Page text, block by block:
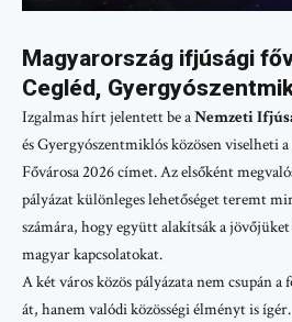
Magyarország ifjúsági
Cegléd,
Izgalmas hírt jelentett be aNemzeti
és Gyergyószentmiklós közösen viselheti
Fővárosa 2026 címet. Az elsőként
pályázat különleges lehetőséget teremt
számára, hogy együtt alakítsák a
magyar kapcsolatokat.
A két város közös pályázata nem csupán
át, hanem valódi közösségi élményt is